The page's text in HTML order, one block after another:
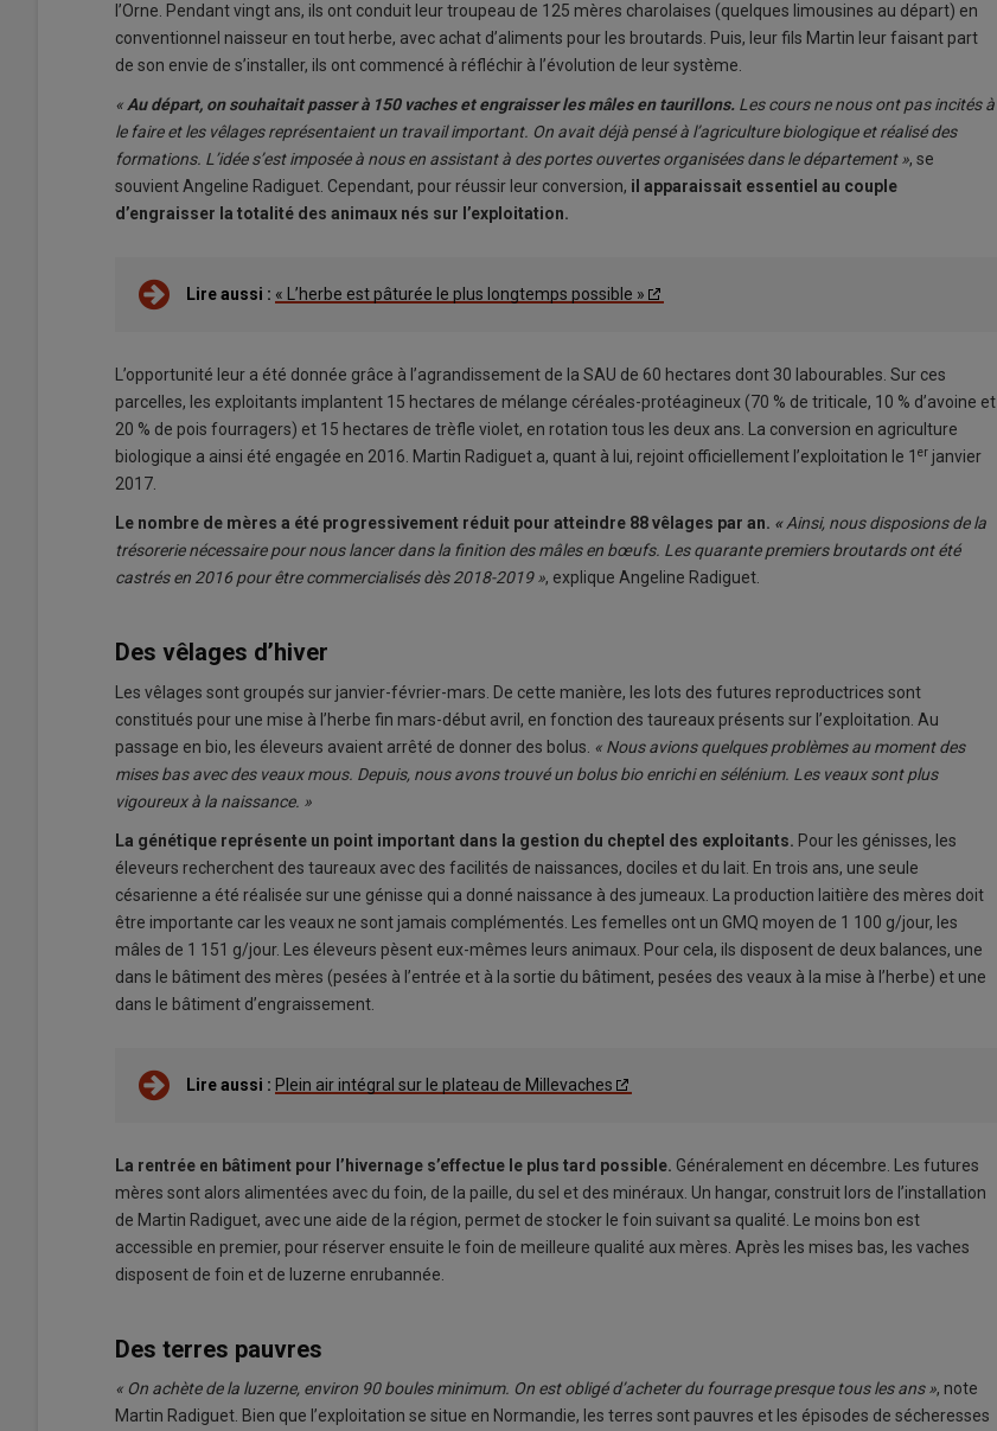
l’Orne. Pendant vingt ans, ils ont conduit leur troupeau de 125 mères charolaises (quelques limousines au départ) en
conventionnel naisseur en tout herbe, avec achat d’aliments pour les broutards. Puis, leur fils Martin leur faisant part
de son envie de s’installer, ils ont commencé à réfléchir à l’évolution de leur système.
«Au départ, on souhaitait passer à 150 vaches et engraisser les mâles en taurillons. Les cours ne nous ont pas incités à
le faire et les vêlages représentaient un travail important. On avait déjà pensé à l’agriculture biologique et réalisé des
formations. L’idée s’est imposée à nous en assistant à des portes ouvertes organisées dans le département », se
souvient Angeline Radiguet. Cependant, pour réussir leur conversion, il apparaissait essentiel au couple
d’engraisser la totalité des animaux nés sur l’exploitation.
Lire aussi : « L’herbe est pâturée le plus longtemps possible »
L’opportunité leur a été donnée grâce à l’agrandissement de la SAU de 60 hectares dont 30 labourables. Sur ces
parcelles, les exploitants implantent 15 hectares de mélange céréales-protéagineux (70 % de triticale, 10 % d’avoine et
20 % de pois fourragers) et 15 hectares de trèfle violet, en rotation tous les deux ans. La conversion en agriculture
biologique a ainsi été engagée en 2016. Martin Radiguet a, quant à lui, rejoint officiellement l’exploitation le 1 er janvier
2017.
Le nombre de mères a été progressivement réduit pour atteindre 88 vêlages par an. «Ainsi, nous disposions de la
trésorerie nécessaire pour nous lancer dans la finition des mâles en bœufs. Les quarante premiers broutards ont été
castrés en 2016 pour être commercialisés dès 2018-2019 », explique Angeline Radiguet.
Des vêlages d’hiver
Les vêlages sont groupés sur janvier-février-mars. De cette manière, les lots des futures reproductrices sont
constitués pour une mise à l’herbe fin mars-début avril, en fonction des taureaux présents sur l’exploitation. Au
passage en bio, les éleveurs avaient arrêté de donner des bolus. « Nous avions quelques problèmes au moment des
mises bas avec des veaux mous. Depuis, nous avons trouvé un bolus bio enrichi en sélénium. Les veaux sont plus
vigoureux à la naissance. »
La génétique représente un point important dans la gestion du cheptel des exploitants. Pour les génisses, les
éleveurs recherchent des taureaux avec des facilités de naissances, dociles et du lait. En trois ans, une seule
césarienne a été réalisée sur une génisse qui a donné naissance à des jumeaux. La production laitière des mères doit
être importante car les veaux ne sont jamais complémentés. Les femelles ont un GMQ moyen de 1 100 g/jour, les
mâles de 1 151 g/jour. Les éleveurs pèsent eux-mêmes leurs animaux. Pour cela, ils disposent de deux balances, une
dans le bâtiment des mères (pesées à l’entrée et à la sortie du bâtiment, pesées des veaux à la mise à l’herbe) et une
dans le bâtiment d’engraissement.
Lire aussi : Plein air intégral sur le plateau de Millevaches
La rentrée en bâtiment pour l’hivernage s’effectue le plus tard possible. Généralement en décembre. Les futures
mères sont alors alimentées avec du foin, de la paille, du sel et des minéraux. Un hangar, construit lors de l’installation
de Martin Radiguet, avec une aide de la région, permet de stocker le foin suivant sa qualité. Le moins bon est
accessible en premier, pour réserver ensuite le foin de meilleure qualité aux mères. Après les mises bas, les vaches
disposent de foin et de luzerne enrubannée.
Des terres pauvres
« On achète de la luzerne, environ 90 boules minimum. On est obligé d’acheter du fourrage presque tous les ans », note
Martin Radiguet. Bien que l’exploitation se situe en Normandie, les terres sont pauvres et les épisodes de sécheresses